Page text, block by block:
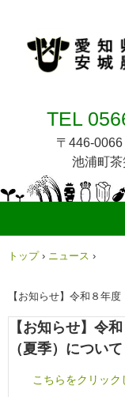
TEL
〒446-
池浦町
トップ › ニュース ›
【お知らせ】令和８年
【お知らせ】令
（夏季）について
こちらをクリック